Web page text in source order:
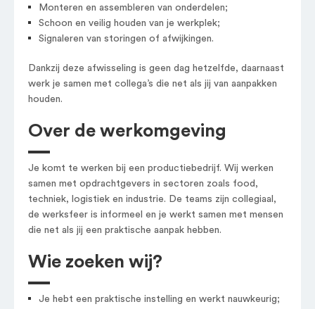
Monteren en assembleren van onderdelen;
Schoon en veilig houden van je werkplek;
Signaleren van storingen of afwijkingen.
Dankzij deze afwisseling is geen dag hetzelfde, daarnaast
werk je samen met collega’s die net als jij van aanpakken
houden.
Over de werkomgeving
Je komt te werken bij een productiebedrijf. Wij werken
samen met opdrachtgevers in sectoren zoals food,
techniek, logistiek en industrie. De teams zijn collegiaal,
de werksfeer is informeel en je werkt samen met mensen
die net als jij een praktische aanpak hebben.
Wie zoeken wij?
Je hebt een praktische instelling en werkt nauwkeurig;